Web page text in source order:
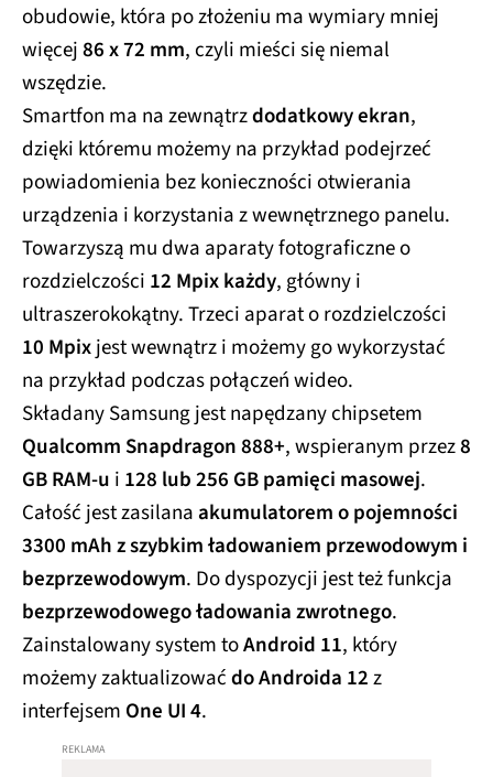
obudowie, która po złożeniu ma wymiary mniej
więcej86 x 72 mm, czyli mieści się niemal
wszędzie.
Smartfon ma na zewnątrzdodatkowy ekran,
dzięki któremu możemy na przykład podejrzeć
powiadomienia bez konieczności otwierania
urządzenia i korzystania z wewnętrznego panelu.
Towarzyszą mu dwa aparaty fotograficzne o
rozdzielczości 12 Mpix każdy, główny i
ultraszerokokątny. Trzeci aparat o rozdzielczości
10 Mpixjest wewnątrz i możemy go wykorzystać
na przykład podczas połączeń wideo.
Składany Samsung jest napędzany chipsetem
Qualcomm Snapdragon 888+, wspieranym przez8
GB RAM-u i 128 lub 256 GB pamięci masowej.
Całość jest zasilanaakumulatorem o pojemności
3300 mAh z szybkim ładowaniem przewodowym i
bezprzewodowym. Do dyspozycji jest też funkcja
bezprzewodowego ładowania zwrotnego.
Zainstalowany system toAndroid 11, który
możemy zaktualizowaćdo Androida 12z
interfejsem One UI 4.